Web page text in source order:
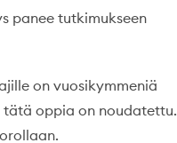
panee tutkimukseen
on vuosikymmeniä
tätä oppia on noudatettu.